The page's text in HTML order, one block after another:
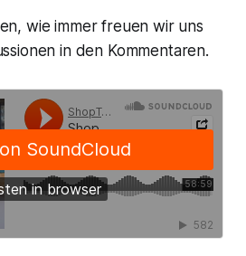
wie immer freuen wir uns
in den Kommentaren.